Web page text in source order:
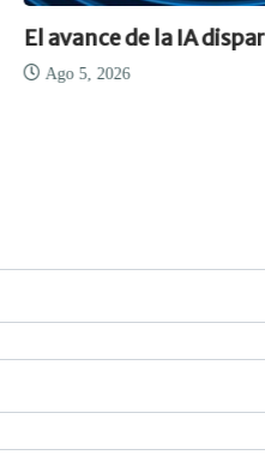
El avance de la IA
Ago 5, 2026